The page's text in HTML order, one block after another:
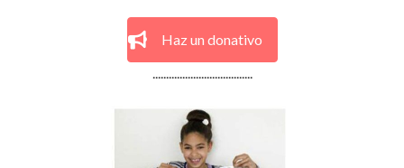
Haz un donativo
.....................................